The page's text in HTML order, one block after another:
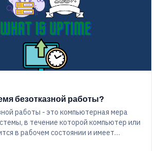
безотказной работы?
работы - это компьютерная мера
в течение которой компьютер или
в рабочем состоянии и имеет
времени.